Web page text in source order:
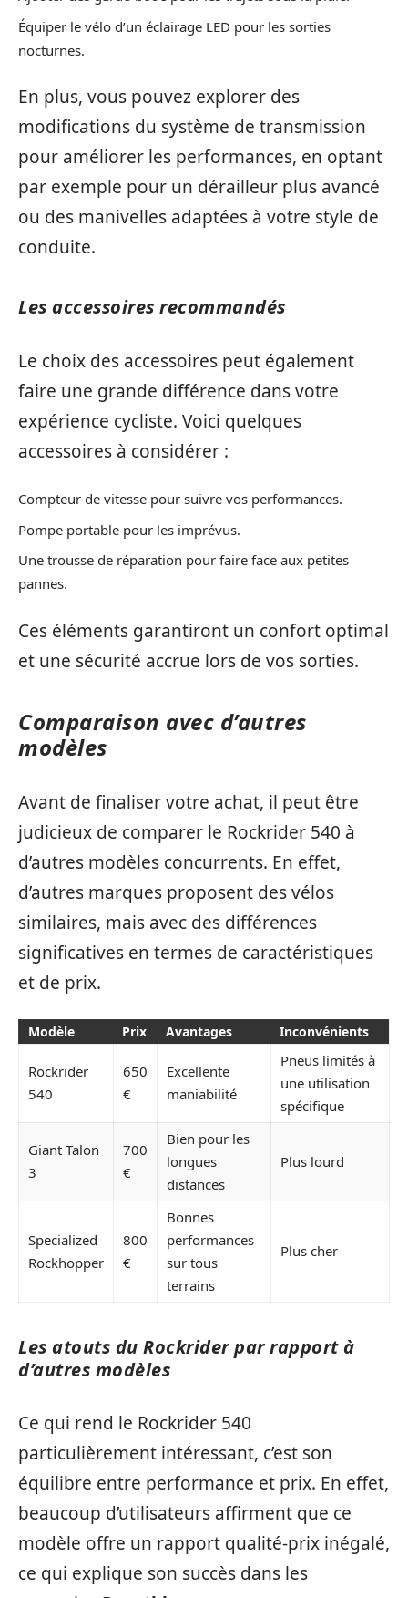
Équiper le vélo d’un éclairage LED pour les sorties
nocturnes.
En plus, vous pouvez explorer des
modifications du système de transmission
pour améliorer les performances, en optant
par exemple pour un dérailleur plus avancé
ou des manivelles adaptées à votre style de
conduite.
Les accessoires recommandés
Le choix des accessoires peut également
faire une grande différence dans votre
expérience cycliste. Voici quelques
accessoires à considérer :
Compteur de vitesse pour suivre vos performances.
Pompe portable pour les imprévus.
Une trousse de réparation pour faire face aux petites
pannes.
Ces éléments garantiront un confort optimal
et une sécurité accrue lors de vos sorties.
Comparaison avec d’autres
modèles
Avant de finaliser votre achat, il peut être
judicieux de comparer le Rockrider 540 à
d’autres modèles concurrents. En effet,
d’autres marques proposent des vélos
similaires, mais avec des différences
significatives en termes de caractéristiques
et de prix.
Modèle Prix Avantages Inconvénients
Rockrider
540
650
€
Excellente
maniabilité
Pneus limités à
une utilisation
spécifique
Giant Talon
3
700
€
Bien pour les
longues
distances
Plus lourd
Specialized
Rockhopper
800
€
Bonnes
performances
sur tous
terrains
Plus cher
Les atouts du Rockrider par rapport à
d’autres modèles
Ce qui rend le Rockrider 540
particulièrement intéressant, c’est son
équilibre entre performance et prix. En effet,
beaucoup d’utilisateurs affirment que ce
modèle offre un rapport qualité-prix inégalé,
ce qui explique son succès dans les